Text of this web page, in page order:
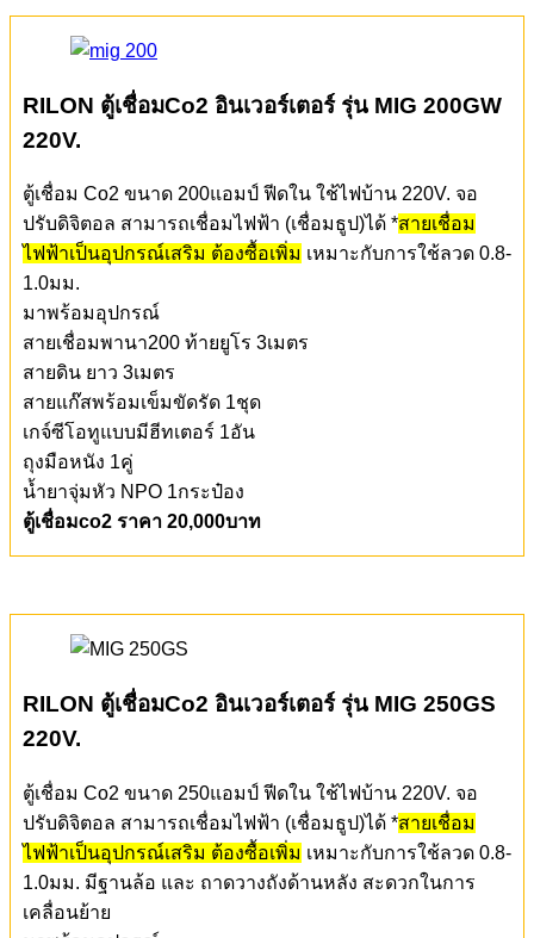
ไป ทำให้รอยเชื่อมไม่สมบูรณ์
**การใช้เครื่องเชื่อมที่ดี ก็ควรมีแหล่งจ่ายไฟที่ดีด้วยนะครับ
ขอบคุณครับ
RILON ตู้เชื่อมCo2 อินเวอร์เตอร์ รุ่น MIG 200GW
220V.
ตู้เชื่อม Co2 ขนาด 200แอมป์ ฟีดใน ใช้ไฟบ้าน 220V. จอ
ปรับดิจิตอล สามารถเชื่อมไฟฟ้า (เชื่อมธูป)ได้ *
ไฟฟ้าเป็นอุปกรณ์เสริม ต้องซื้อเพิ่ม
1.0มม.
มาพร้อมอุปกรณ์
สายเชื่อมพานา200 ท้ายยูโร 3เมตร
สายแก๊สพร้อมเข็มขัดรัด 1ชุด
เกจ์ซีโอทูแบบมีฮีทเตอร์ 1อัน
น้ำยาจุ่มหัว NPO 1กระป๋อง
ตู้เชื่อมco2 ราคา 20,000บาท
RILON ตู้เชื่อมCo2 อินเวอร์เตอร์ รุ่น MIG 250GS